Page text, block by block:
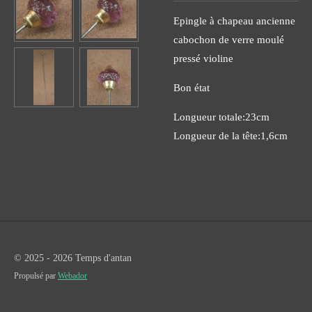
Epingle à chapeau ancienne
cabochon de verre moulé
pressé violine
Bon état
Longueur totale:23cm
Longueur de la tête:1,6cm
© 2025 - 2026 Temps d'antan
Propulsé par Webador